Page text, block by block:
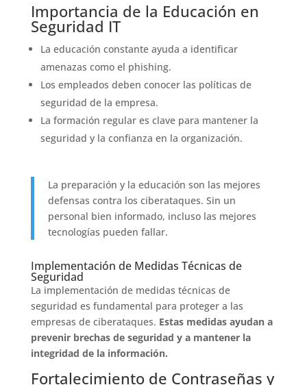
Importancia de la Educación en
Seguridad IT
La educación constante ayuda a identificar
amenazas como el phishing.
Los empleados deben conocer las políticas de
seguridad de la empresa.
La formación regular es clave para mantener la
seguridad y la confianza en la organización.
La preparación y la educación son las mejores
defensas contra los ciberataques. Sin un
personal bien informado, incluso las mejores
tecnologías pueden fallar.
Implementación de Medidas Técnicas de
Seguridad
La implementación de medidas técnicas de
seguridad es fundamental para proteger a las
empresas de ciberataques. Estas medidas ayudan a
prevenir brechas de seguridad y a mantener la
integridad de la información.
Fortalecimiento de Contraseñas y